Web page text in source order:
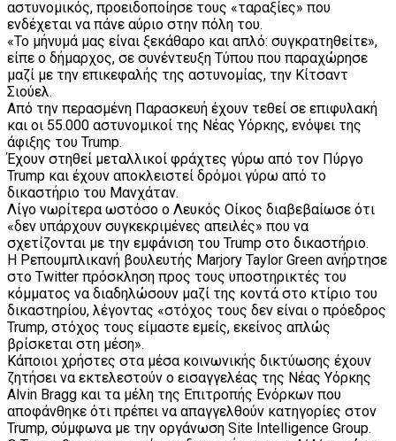
αστυνομικός, προειδοποίησε τους «ταραξίες» που
ενδέχεται να πάνε αύριο στην πόλη του.
«Το μήνυμά μας είναι ξεκάθαρο και απλό: συγκρατηθείτε»,
είπε ο δήμαρχος, σε συνέντευξη Τύπου που παραχώρησε
μαζί με την επικεφαλής της αστυνομίας, την Κίτσαντ
Σιούελ.
Από την περασμένη Παρασκευή έχουν τεθεί σε επιφυλακή
και οι 55.000 αστυνομικοί της Νέας Υόρκης, ενόψει της
άφιξης του Trump.
Έχουν στηθεί μεταλλικοί φράχτες γύρω από τον Πύργο
Trump και έχουν αποκλειστεί δρόμοι γύρω από το
δικαστήριο του Μανχάταν.
Λίγο νωρίτερα ωστόσο ο Λευκός Οίκος διαβεβαίωσε ότι
«δεν υπάρχουν συγκεκριμένες απειλές» που να
σχετίζονται με την εμφάνιση του Trump στο δικαστήριο.
Η Ρεπουμπλικανή βουλευτής Marjory Taylor Green ανήρτησε
στο Twitter πρόσκληση προς τους υποστηρικτές του
κόμματος να διαδηλώσουν μαζί της κοντά στο κτίριο του
δικαστηρίου, λέγοντας «στόχος τους δεν είναι ο πρόεδρος
Trump, στόχος τους είμαστε εμείς, εκείνος απλώς
βρίσκεται στη μέση».
Κάποιοι χρήστες στα μέσα κοινωνικής δικτύωσης έχουν
ζητήσει να εκτελεστούν ο εισαγγελέας της Νέας Υόρκης
Alvin Bragg και τα μέλη της Επιτροπής Ενόρκων που
αποφάνθηκε ότι πρέπει να απαγγελθούν κατηγορίες στον
Trump, σύμφωνα με την οργάνωση Site Intelligence Group.